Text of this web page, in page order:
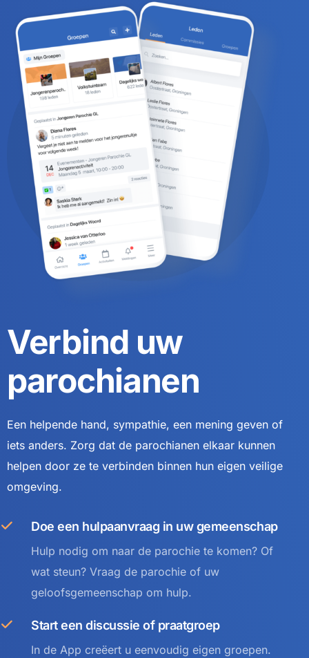
Verbind uw
parochianen
Een helpende hand, sympathie, een mening geven of
iets anders. Zorg dat de parochianen elkaar kunnen
helpen door ze te verbinden binnen hun eigen veilige
omgeving.
Doe een hulpaanvraag in uw gemeenschap
Hulp nodig om naar de parochie te komen? Of
wat steun? Vraag de parochie of uw
geloofsgemeenschap om hulp.
Start een discussie of praatgroep
In de App creëert u eenvoudig eigen groepen.